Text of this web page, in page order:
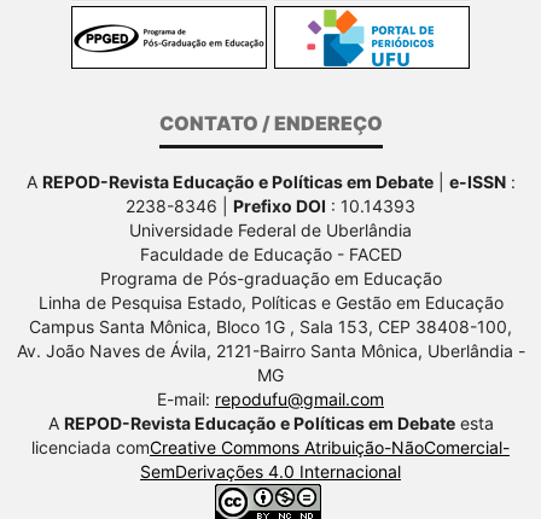
CONTATO / ENDEREÇO
A REPOD-Revista Educação e Políticas em Debate| e-ISSN:
2238-8346 | Prefixo DOI : 10.14393
Universidade Federal de Uberlândia
Faculdade de Educação - FACED
Programa de Pós-graduação em Educação
Linha de Pesquisa Estado, Políticas e Gestão em Educação
Campus Santa Mônica, Bloco 1G , Sala 153, CEP 38408-100,
Av. João Naves de Ávila, 2121-Bairro Santa Mônica, Uberlândia -
MG
E-mail: repodufu@gmail.com
A REPOD-Revista Educação e Políticas em Debateesta
licenciada comCreative Commons Atribuição-NãoComercial-
SemDerivações 4.0 Internacional